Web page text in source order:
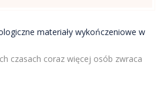
materiały wykończeniowe w
czasach coraz więcej osób zwraca